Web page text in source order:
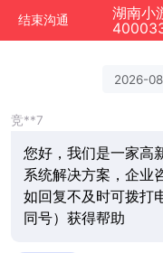
结束沟通
2026-
竞**7
您好，我们是一家高
系统解决方案，企业
如回复不及时可拨打
同号）获得帮助